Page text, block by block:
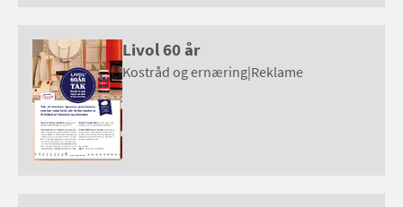
Livol 60 år
Kostråd og ernæring|Reklame